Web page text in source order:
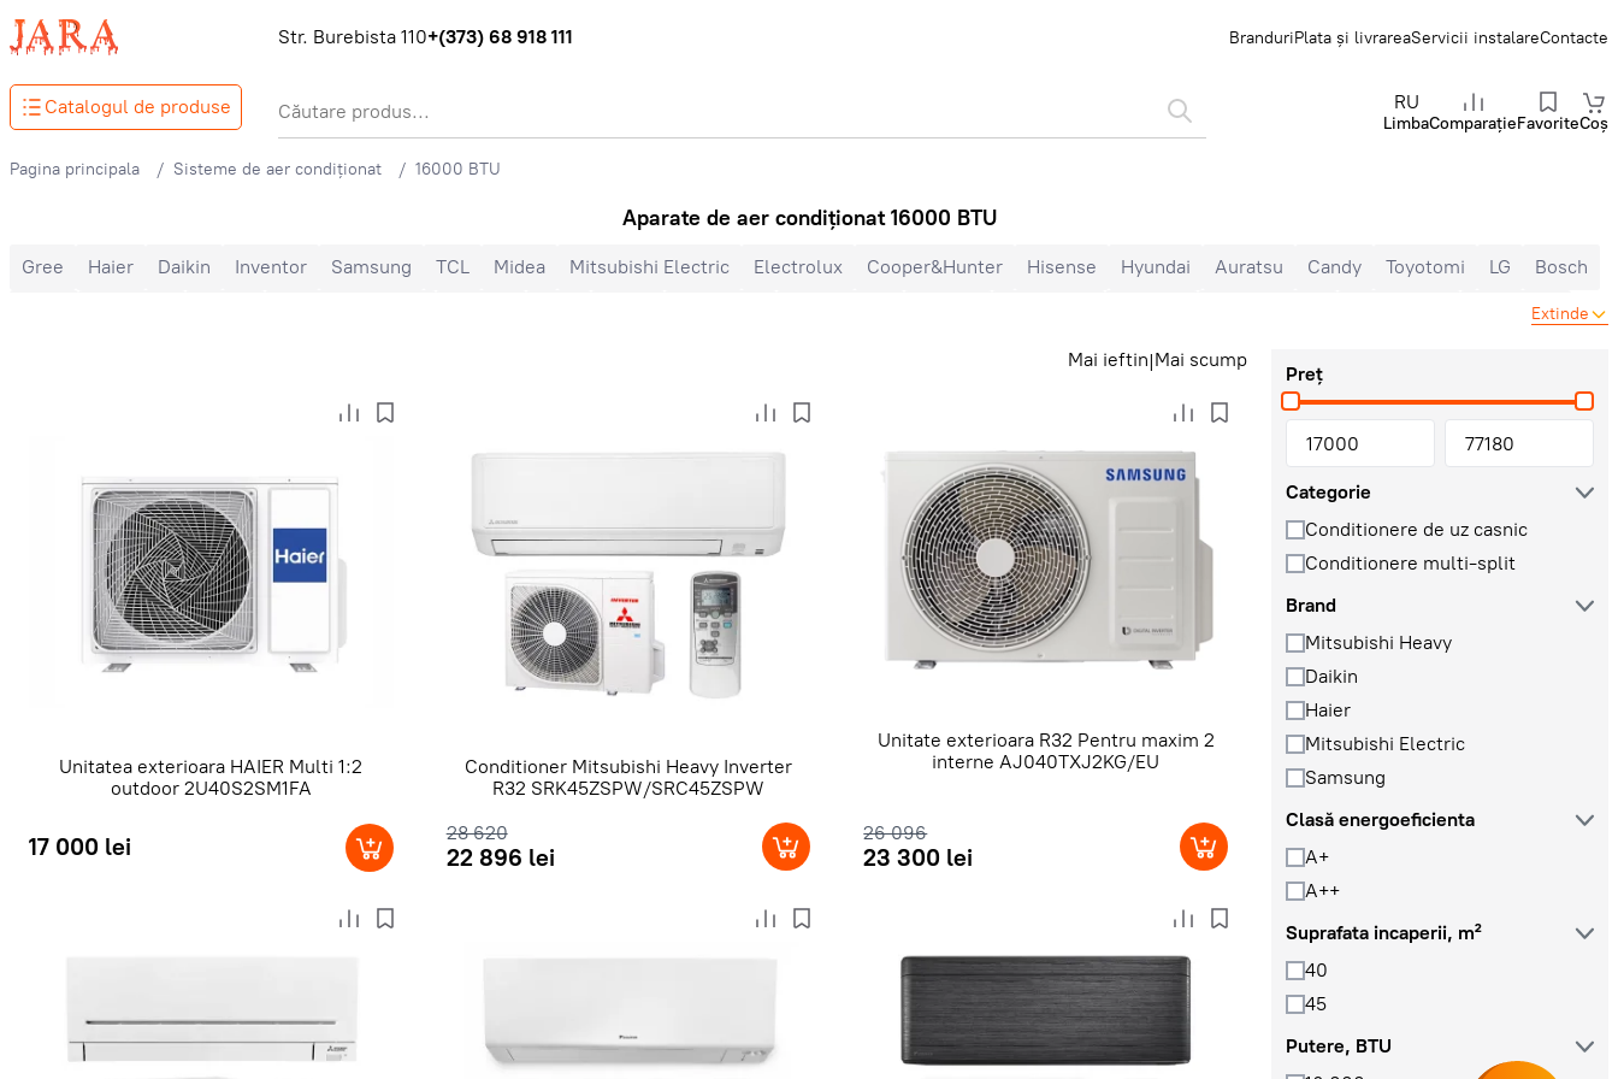
Str. Burebista 110+(373) 68 918 111 BranduriPlata și livrareaServicii instalareContacte
Catalogul de produse RU
LimbaComparațieFavoriteCoș
Pagina principala Sisteme de aer condiționat 16000 BTU
Aparate de aer condiționat 16000 BTU
Gree Haier Daikin Inventor Samsung TCL Midea Mitsubishi Electric Electrolux Cooper&Hunter Hisense Hyundai Auratsu Candy Toyotomi LG
Bosch
7000 BTU
45 m² 50 m² 60 m²
Extinde
Mai ieftin|Mai scump
Unitatea exterioara HAIER Multi 1:2
outdoor 2U40S2SM1FA
17 000 lei
Conditioner Mitsubishi Heavy Inverter
R32 SRK45ZSPW/SRC45ZSPW
28 620
22 896 lei
Unitate exterioara R32 Pentru maxim 2
interne AJ040TXJ2KG/EU
26 096
23 300 lei
Preț
Categorie
Conditionere de uz casnic
Conditionere multi-split
Brand
Mitsubishi Heavy
Daikin
Haier
Mitsubishi Electric
Samsung
Clasă energoeficienta
A+
A++
Suprafata incaperii, m²
40
45
Putere, BTU